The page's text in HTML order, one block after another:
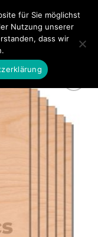
0
Wunschliste
hinzufügen
für Sie möglichst
Nutzung unserer
dass wir